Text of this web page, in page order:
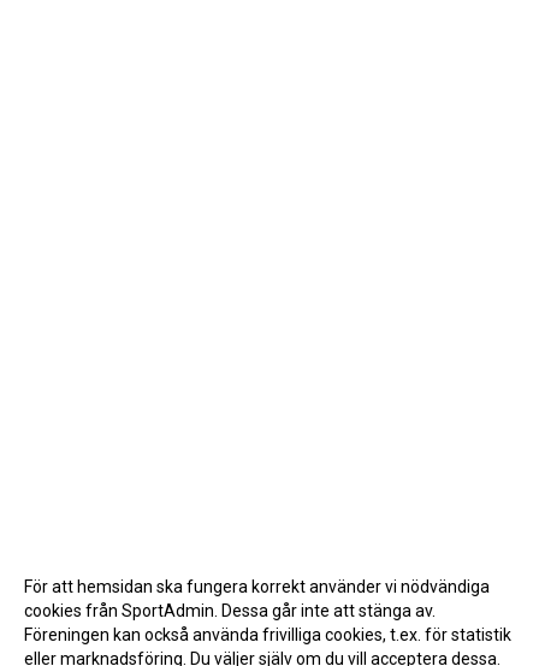
För att hemsidan ska fungera korrekt använder vi nödvändiga
cookies från SportAdmin. Dessa går inte att stänga av.
Föreningen kan också använda frivilliga cookies, t.ex. för statistik
eller marknadsföring. Du väljer själv om du vill acceptera dessa.